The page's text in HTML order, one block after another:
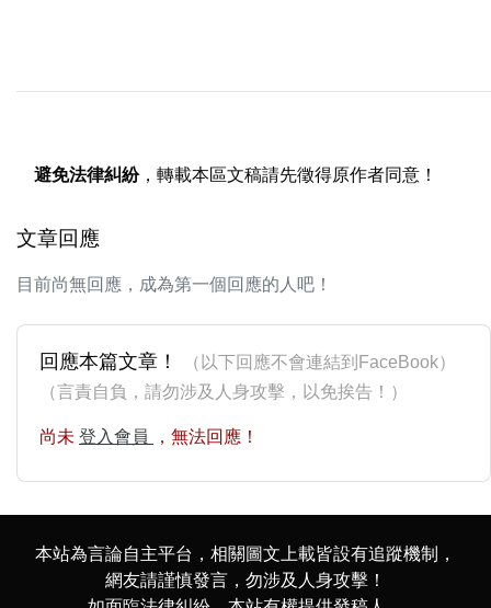
避免法律糾紛，轉載本區文稿請先徵得原作者同意！
文章回應
目前尚無回應，成為第一個回應的人吧！
回應本篇文章！
（以下回應不會連結到FaceBook）
（言責自負，請勿涉及人身攻擊，以免挨告！）
尚未 登入會員 ，無法回應！
本站為言論自主平台，相關圖文上載皆設有追蹤機制，
網友請謹慎發言，勿涉及人身攻擊！